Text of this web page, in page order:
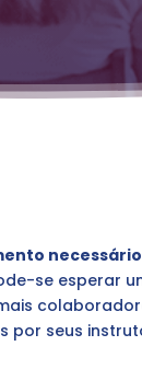
necessário
se esperar
por seus